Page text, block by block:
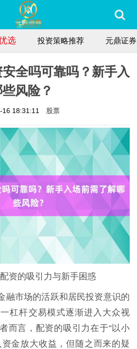
选 投资策略推荐 元鼎证
全吗可靠吗？新手入
风险？
16 18:31:11 股票
资的吸引力与新手困惑
融市场的活跃和居民投资意识的
杠杆交易模式逐渐进入大众视
而言，配资的吸引力在于“以小
金放大收益，但随之而来的疑